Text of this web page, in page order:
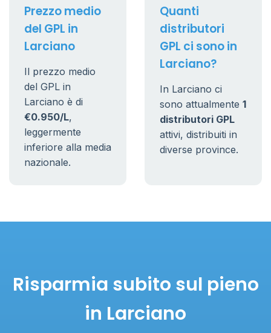
Prezzo medio
del GPL in
Larciano
Il prezzo medio
del GPL in
Larciano è di
€0.950/L,
leggermente
inferiore alla media
nazionale.
Quanti
distributori
GPL ci sono in
Larciano?
In Larciano ci
sono attualmente 1
distributori GPL
attivi, distribuiti in
diverse province.
Risparmia subito sul pieno
in Larciano